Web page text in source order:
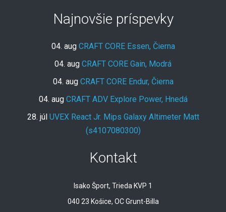
Najnovšie príspevky
04. aug CRAFT CORE Essen, Čierna
04. aug CRAFT CORE Gain, Modrá
04. aug CRAFT CORE Endur, Čierna
04. aug CRAFT ADV Explore Power, Hnedá
28. júl UVEX React Jr. Mips Galaxy Altimeter Matt
(s4107080300)
Kontakt
Isako Šport, Trieda KVP 1
040 23 Košice, OC Grunt-Billa